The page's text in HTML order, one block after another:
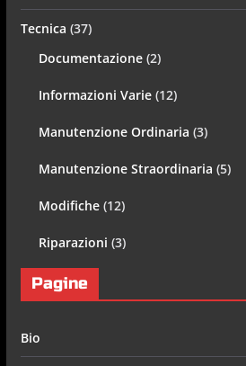
Tecnica (37)
Documentazione(2)
Informazioni Varie(12)
Manutenzione Ordinaria (3)
Manutenzione Straordinaria (5)
Modifiche(12)
Riparazioni (3)
Pagine
Bio